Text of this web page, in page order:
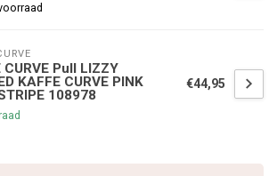
CURVE Pull LIZZY
KAFFE CURVE PINK
108978
€44,95